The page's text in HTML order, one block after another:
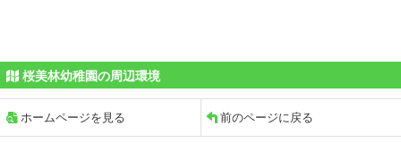
桜美林幼稚園の周辺環境
ホームページを見る 前のページに戻る